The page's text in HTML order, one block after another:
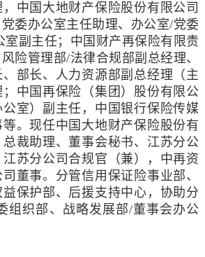
中国大地财产保险股份有限公司
委办公室主任助理、办公室/党委
室副主任；中国财产再保险有限责
险管理部/法律合规部副总经理、
部长、人力资源部副总经理（主
中国再保险（集团）股份有限公
室）副主任，中国银行保险传媒
。现任中国大地财产保险股份有
裁助理、董事会秘书、江苏分公
苏分公司合规官（兼），中再资
董事。分管信用保证险事业部、
保护部、后援支持中心，协助分
组织部、战略发展部/董事会办公